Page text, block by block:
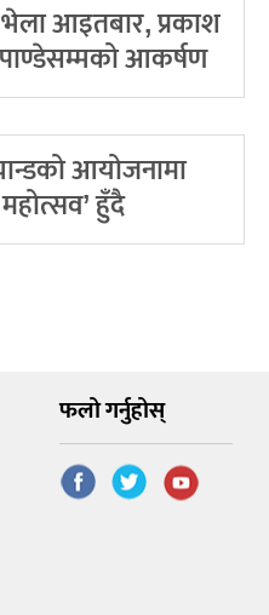
आइतबार, प्रकाश
आकर्षण
आयोजनामा
हुँदै
फलो गर्नुहोस्